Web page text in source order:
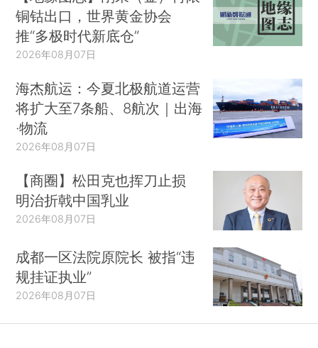
铜钴出口，世界黄金协会
推“多极时代新底仓”
2026年08月07日
海杰航运：今夏北极航道运营
将扩大至7条船、8航次｜出海
·物流
2026年08月07日
【商圈】松田克也挥刀止损
明治折戟中国乳业
2026年08月07日
成都一区法院原院长 被指“违
规挂证执业”
2026年08月07日